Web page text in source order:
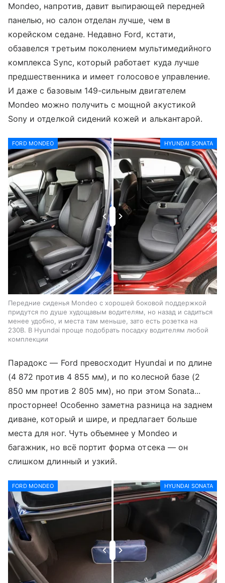
Mondeo, напротив, давит выпирающей передней
панелью, но салон отделан лучше, чем в
корейском седане. Недавно Ford, кстати,
обзавелся третьим поколением мультимедийного
комплекса Sync, который работает куда лучше
предшественника и имеет голосовое управление.
И даже с базовым 149-сильным двигателем
Mondeo можно получить с мощной акустикой
Sony и отделкой сидений кожей и алькантарой.
FORD MONDEO HYUNDAI SONATA
Передние сиденья Mondeo с хорошей боковой поддержкой
придутся по душе худощавым водителям, но назад и садиться
менее удобно, и места там меньше, зато есть розетка на
230В. В Hyundai проще подобрать посадку водителям любой
комплекции
Парадокс — Ford превосходит Hyundai и по длине
(4 872 против 4 855 мм), и по колесной базе (2
850 мм против 2 805 мм), но при этом Sonata...
просторнее! Особенно заметна разница на заднем
диване, который и шире, и предлагает больше
места для ног. Чуть объемнее у Mondeo и
багажник, но всё портит форма отсека — он
слишком длинный и узкий.
FORD MONDEO HYUNDAI SONATA